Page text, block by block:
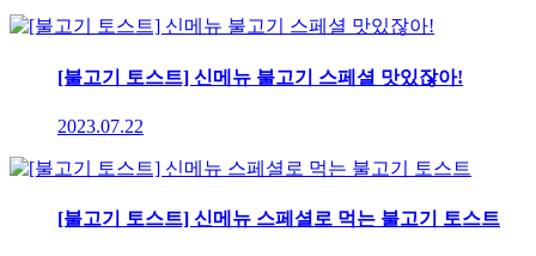
[불고기 토스트] 신메뉴 불고기 스페셜 맛있잖아!
2023.07.22
[불고기 토스트] 신메뉴 스페셜로 먹는 불고기 토스트